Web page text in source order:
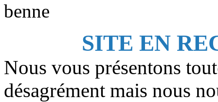
benne
SITE EN
Nous vous présentons
désagrément mais nous